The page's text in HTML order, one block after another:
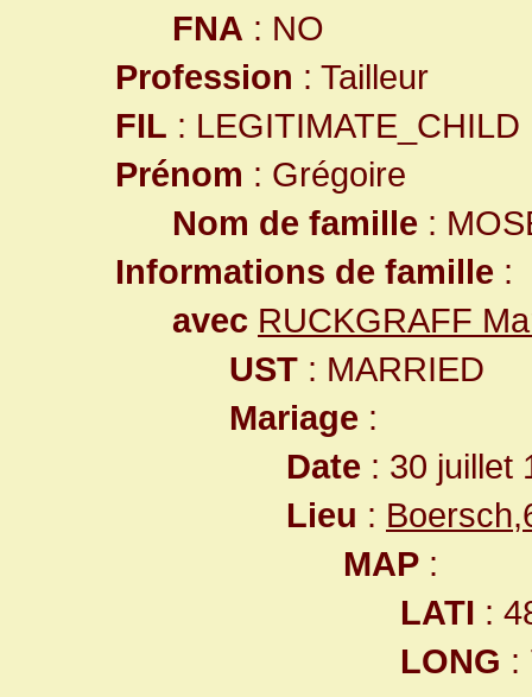
FNA : NO
Profession : Tailleur
FIL : LEGITIMATE_CHILD
Prénom : Grégoire
Nom de famille :
Informations de famille :
avec RUCKGRAFF
UST : MARRIED
Mariage :
Date : 30 juillet
Lieu :
MAP :
LATI :
LONG :